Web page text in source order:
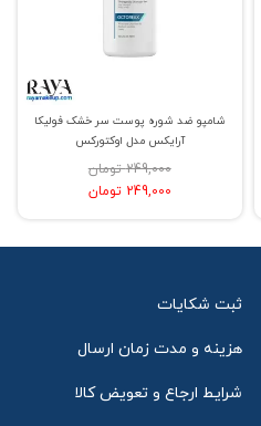
شامپو ضد شوره پوست سر خشک فولیکا
آرایکس مدل اوکتورکس
249,000 تومان
249,000 تومان
ثبت شکایات
هزینه و مدت زمان ارسال
شرایط ارجاع و تعویض کالا